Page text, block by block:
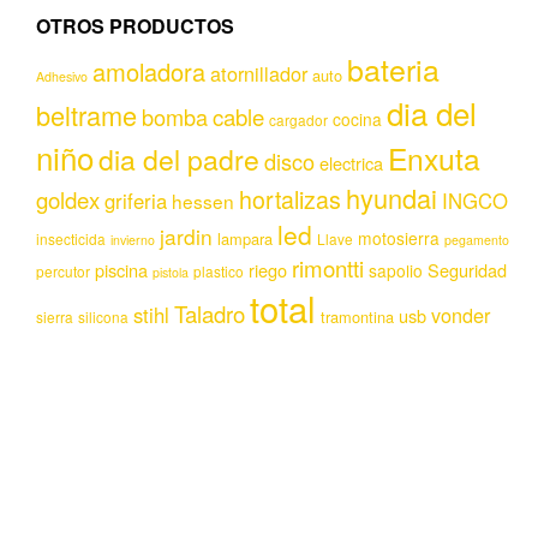
OTROS PRODUCTOS
Adhesivo amoladoraatornillador auto bateria
beltramebombacable cargador cocina dia del
niñodia del padrediscoelectrica Enxuta
goldexgriferia hessen hortalizas hyundai INGCO
insecticida invierno jardin lampara led Llave motosierra pegamento
percutor piscina pistola plastico riego rimontti sapolio Seguridad
sierra silicona stihl Taladrototal tramontina usbvonder